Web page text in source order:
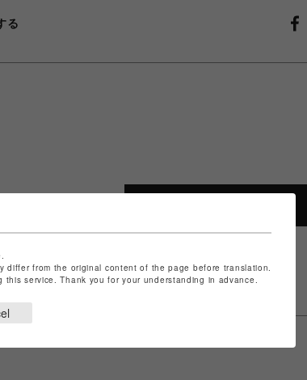
る
differ from the original content of the page before translation.
service. Thank you for your understanding in advance.